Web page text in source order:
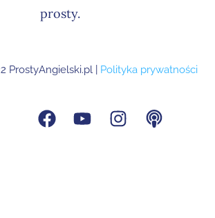
prosty.
ProstyAngielski.pl | Polityka prywatności
F
a
Y
o
I
n
P
o